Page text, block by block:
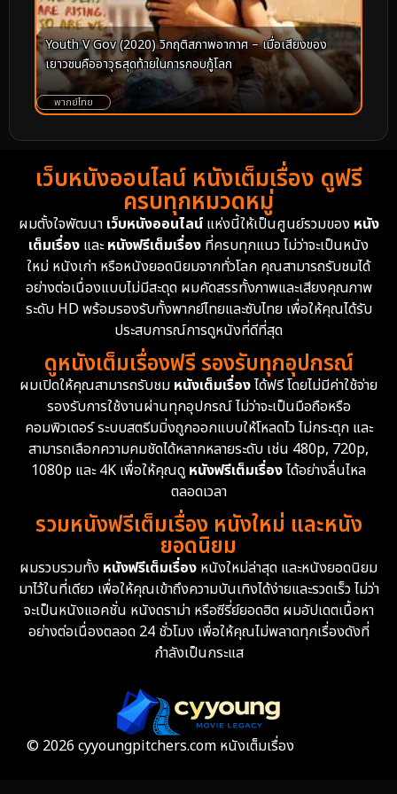
Youth V Gov (2020) วิกฤติสภาพอากาศ – เมื่อเสียงของ
เยาวชนคืออาวุธสุดท้ายในการกอบกู้โลก
พากย์ไทย
เว็บหนังออนไลน์ หนังเต็มเรื่อง ดูฟรี
ครบทุกหมวดหมู่
ผมตั้งใจพัฒนา เว็บหนังออนไลน์แห่งนี้ให้เป็นศูนย์รวมของ หนัง
เต็มเรื่อง และหนังฟรีเต็มเรื่อง ที่ครบทุกแนว ไม่ว่าจะเป็นหนัง
ใหม่ หนังเก่า หรือหนังยอดนิยมจากทั่วโลก คุณสามารถรับชมได้
อย่างต่อเนื่องแบบไม่มีสะดุด ผมคัดสรรทั้งภาพและเสียงคุณภาพ
ระดับ HD พร้อมรองรับทั้งพากย์ไทยและซับไทย เพื่อให้คุณได้รับ
ประสบการณ์การดูหนังที่ดีที่สุด
ดูหนังเต็มเรื่องฟรี รองรับทุกอุปกรณ์
ผมเปิดให้คุณสามารถรับชม หนังเต็มเรื่องได้ฟรี โดยไม่มีค่าใช้จ่าย
รองรับการใช้งานผ่านทุกอุปกรณ์ ไม่ว่าจะเป็นมือถือหรือ
คอมพิวเตอร์ ระบบสตรีมมิ่งถูกออกแบบให้โหลดไว ไม่กระตุก และ
สามารถเลือกความคมชัดได้หลากหลายระดับ เช่น 480p, 720p,
1080p และ 4K เพื่อให้คุณดูหนังฟรีเต็มเรื่องได้อย่างลื่นไหล
ตลอดเวลา
รวมหนังฟรีเต็มเรื่อง หนังใหม่ และหนัง
ยอดนิยม
ผมรวบรวมทั้ง หนังฟรีเต็มเรื่อง หนังใหม่ล่าสุด และหนังยอดนิยม
มาไว้ในที่เดียว เพื่อให้คุณเข้าถึงความบันเทิงได้ง่ายและรวดเร็ว ไม่ว่า
จะเป็นหนังแอคชั่น หนังดราม่า หรือซีรี่ย์ยอดฮิต ผมอัปเดตเนื้อหา
อย่างต่อเนื่องตลอด 24 ชั่วโมง เพื่อให้คุณไม่พลาดทุกเรื่องดังที่
กำลังเป็นกระแส
© 2026 cyyoungpitchers.com หนังเต็มเรื่อง